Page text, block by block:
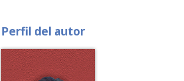
Perfil del autor